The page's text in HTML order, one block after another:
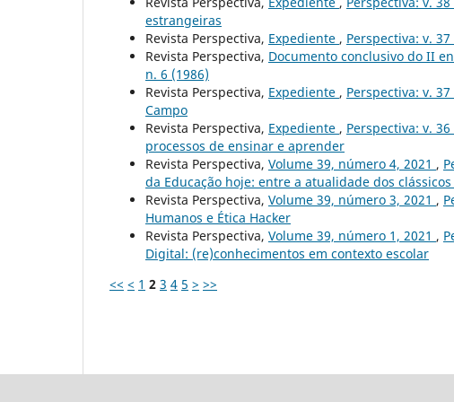
estrangeiras
Revista Perspectiva, Expediente , Perspectiva: v.
Revista Perspectiva, Documento conclusivo do II
n. 6 (1986)
Revista Perspectiva, Expediente , Perspectiva: v.
Campo
Revista Perspectiva, Expediente , Perspectiva: v.
processos de ensinar e aprender
Revista Perspectiva, Volume 39, número 4, 2021 ,
da Educação hoje: entre a atualidade dos
Revista Perspectiva, Volume 39, número 3, 2021 ,
Humanos e Ética Hacker
Revista Perspectiva, Volume 39, número 1, 2021 ,
Digital: (re)conhecimentos em contexto escolar
<< < 1 2 3 4 5 > >>